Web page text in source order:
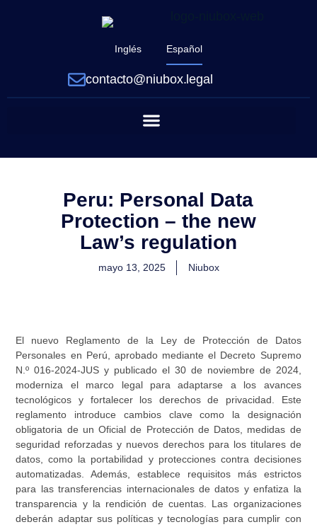
contacto@niubox.legal
Inglés Español
Peru: Personal Data
Protection – the new
Law’s regulation
mayo 13, 2025 Niubox
El nuevo Reglamento de la Ley de Protección de Datos
Personales en Perú, aprobado mediante el Decreto Supremo
N.º 016-2024-JUS y publicado el 30 de noviembre de 2024,
moderniza el marco legal para adaptarse a los avances
tecnológicos y fortalecer los derechos de privacidad. Este
reglamento introduce cambios clave como la designación
obligatoria de un Oficial de Protección de Datos, medidas de
seguridad reforzadas y nuevos derechos para los titulares de
datos, como la portabilidad y protecciones contra decisiones
automatizadas. Además, establece requisitos más estrictos
para las transferencias internacionales de datos y enfatiza la
transparencia y la rendición de cuentas. Las organizaciones
deberán adaptar sus políticas y tecnologías para cumplir con